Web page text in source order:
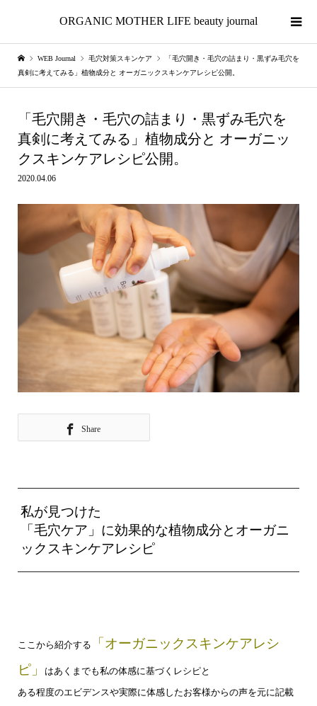
ORGANIC MOTHER LIFE beauty journal
WEB Journal 毛穴対策スキンケア
「毛穴開き・毛穴の詰まり・黒ずみ毛穴を
真剣に考えてみる」植物成分と オーガニックスキンケアレシピ公開。
「毛穴開き・毛穴の詰まり・黒ずみ毛穴を
真剣に考えてみる」植物成分と オーガニッ
クスキンケアレシピ公開。
2020.04.06
Share
私が見つけた
「毛穴ケア」に効果的な植物成分と オーガニ
ックスキンケアレシピ
ここから紹介する
「オーガニックスキンケアレシ
ピ」
はあくまでも私の体感に基づくレシピと
ある程度のエビデンスや実際に体感したお客様からの声を元に記載